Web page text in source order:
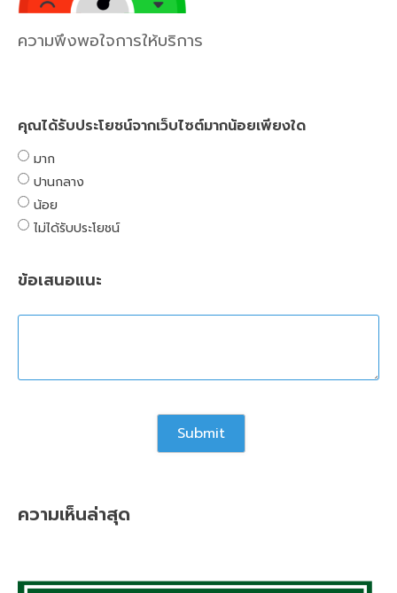
ความพึงพอใจการให้บริการ
คุณได้รับประโยชน์จากเว็บไซต์มากน้อยเพียงใด
มาก
ปานกลาง
น้อย
ไม่ได้รับประโยชน์
ข้อเสนอแนะ
ความเห็นล่าสุด